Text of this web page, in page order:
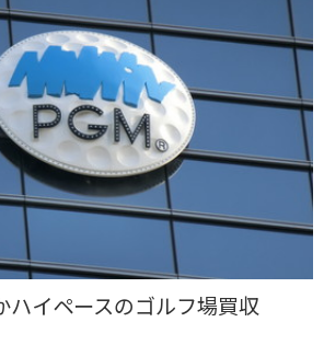
ハイペースのゴルフ場買収